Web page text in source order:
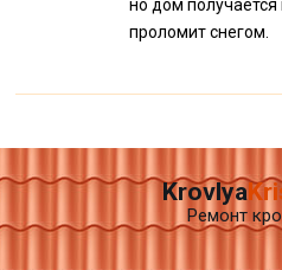
но дом
проломит снегом.
Krovlya
Ремонт